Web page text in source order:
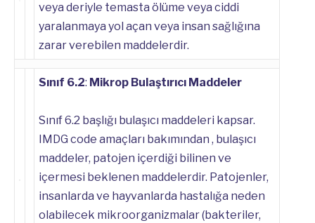
veya deriyle temasta ölüme veya ciddi
yaralanmaya yol açan veya insan sağlığına
zarar verebilen maddelerdir.
Sınıf 6.2: Mikrop Bulaştırıcı Maddeler
Sınıf 6.2 başlığı bulaşıcı maddeleri kapsar.
IMDG code amaçları bakımından , bulaşıcı
maddeler, patojen içerdiği bilinen ve
içermesi beklenen maddelerdir. Patojenler,
insanlarda ve hayvanlarda hastalığa neden
olabilecek mikroorganizmalar (bakteriler,